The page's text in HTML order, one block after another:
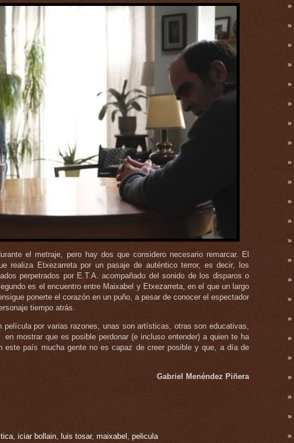
el metraje, pero hay dos que considero necesario remarcar. El
realiza Etxezarreta por un pasaje de auténtico terror, es decir, los
perpetrados por E.T.A. acompañado del sonido de los disparos o
es el encuentro entre Maixabel y Etxezarreta, en el que un largo
ponerte el corazón en un puño, a pesar de conocer el espectador
tiempo atrás.
película por varias razones, unas son artísticas, otras son educativas,
mostrar que es posible perdonar (e incluso entender) a quien te ha
este país mucha gente no es capaz de creer posible y que, a día de
Gabriel Menéndez Piñera
, iciar bollain, luis tosar, maixabel , pelicula